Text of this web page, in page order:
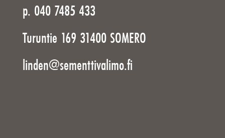
p. 040 7485 433
Turuntie 169 31400 SOMERO
linden@sementtivalimo.fi